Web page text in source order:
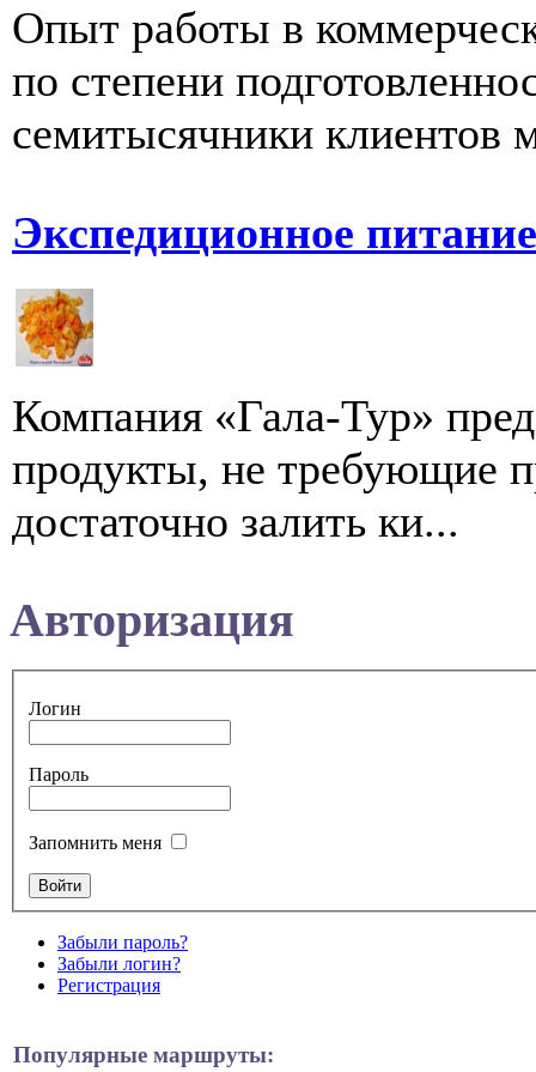
Опыт работы в
по степени
семитысячники клиентов
Экспедиционное
Компания «Гала-Тур»
продукты, не требующие
достаточно залить ки...
Авторизация
Логин
Пароль
Запомнить меня
Забыли пароль?
Забыли логин?
Регистрация
Популярные маршруты: